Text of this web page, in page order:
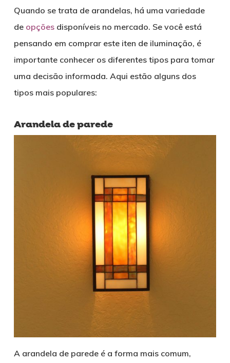
Quando se trata de arandelas, há uma variedade
de opçõesdisponíveis no mercado. Se você está
pensando em comprar este iten de iluminação, é
importante conhecer os diferentes tipos para tomar
uma decisão informada. Aqui estão alguns dos
tipos mais populares:
Arandela de parede
A arandela de parede é a forma mais comum,